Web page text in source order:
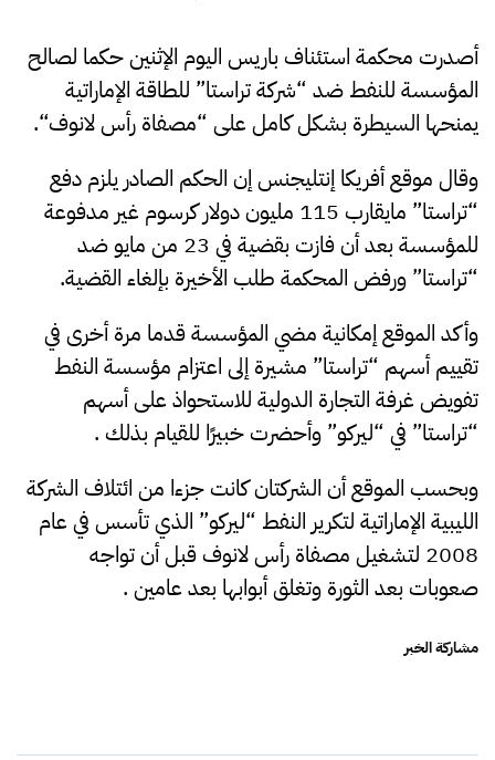
أصدرت محكمة استئناف باريس اليوم الإثنين حكما لصالح
المؤسسة للنفط ضد “شركة تراستا” للطاقة الإماراتية
يمنحها السيطرة بشكل كامل على “مصفاة رأس لانوف“.
وقال موقع أفريكا إنتليجنس إن الحكم الصادر يلزم دفع
“تراستا” مايقارب 115 مليون دولار كرسوم غير مدفوعة
للمؤسسة بعد أن فازت بقضية في 23 من مايو ضد
“تراستا” ورفض المحكمة طلب الأخيرة بإلغاء القضية.
وأكد الموقع إمكانية مضي المؤسسة قدما مرة أخرى في
تقييم أسهم “تراستا” مشيرة إلى اعتزام مؤسسة النفط
تفويض غرفة التجارة الدولية للاستحواذ على أسهم
“تراستا” في “ليركو” وأحضرت خبيرًا للقيام بذلك .
وبحسب الموقع أن الشركتان كانت جزءا من ائتلاف الشركة
الليبية الإماراتية لتكرير النفط “ليركو” الذي تأسس في عام
2008 لتشغيل مصفاة رأس لانوف قبل أن تواجه
صعوبات بعد الثورة وتغلق أبوابها بعد عامين .
مشاركة الخبر